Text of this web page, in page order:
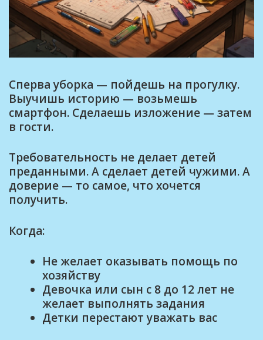
Сперва уборка — пойдешь на прогулку.
Выучишь историю — возьмешь
смартфон. Сделаешь изложение — затем
в гости.
Требовательность не делает детей
преданными. А сделает детей чужими. А
доверие — то самое, что хочется
получить.
Когда:
Не желает оказывать помощь по
хозяйству
Девочка или сын с 8 до 12 лет не
желает выполнять задания
Детки перестают уважать вас